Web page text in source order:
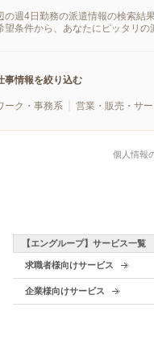
の週4日勤務の派遣情報の検索結
望条件から、あなたにピッタリの
事情報を絞り込む
ーク・事務系 営業・販売・サ
個人情報
【エングループ】サービス一覧
求職者様向けサービス
企業様向けサービス